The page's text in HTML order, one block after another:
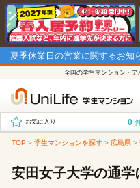
夏季休業日の営業に関するお知
全国の学生マンション・ア
お気に入り 0
TOP > 学生マンションを探す > 広島県 >
安田女子大学の通学